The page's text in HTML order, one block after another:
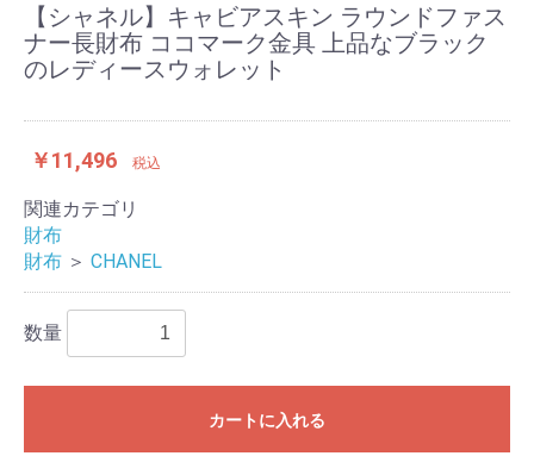
【シャネル】キャビアスキン ラウンドファス
ナー長財布 ココマーク金具 上品なブラック
のレディースウォレット
￥11,496 税込
関連カテゴリ
財布
財布 ＞ CHANEL
数量
カートに入れる